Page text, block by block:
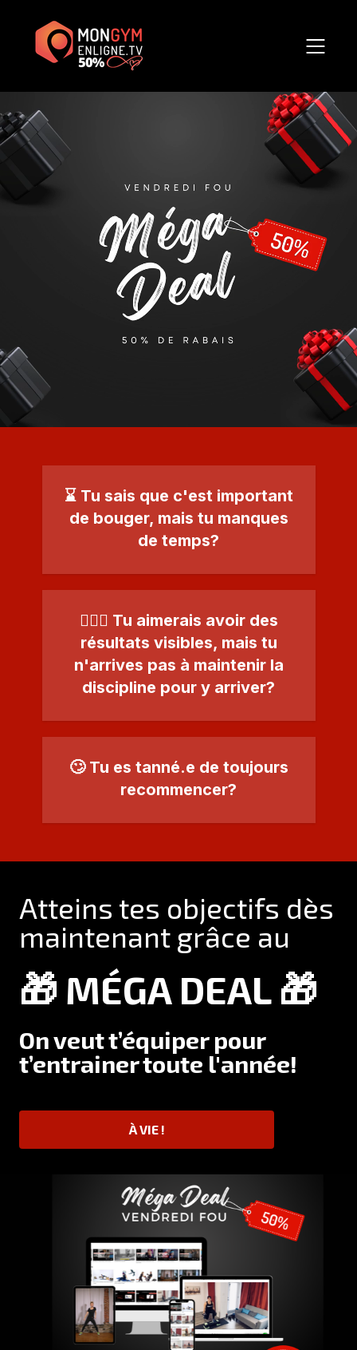
⌛️ Tu sais que c'est important
de bouger, mais tu manques
de temps?
🤷🏻‍♀️ Tu aimerais avoir des
résultats visibles, mais tu
n'arrives pas à maintenir la
discipline pour y arriver?
🙄 Tu es tanné.e de toujours
recommencer?
Atteins tes objectifs dès
maintenant grâce au
🎁 MÉGA DEAL 🎁
On veut t’équiper pour
t’entrainer toute l'année!
À VIE !